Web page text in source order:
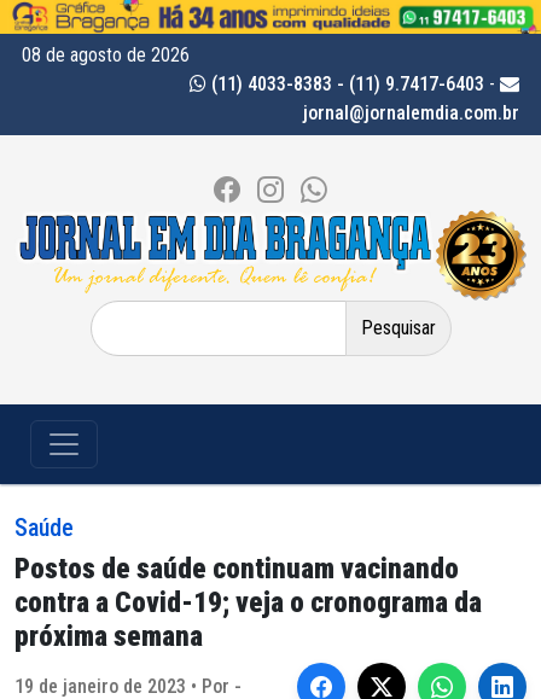
08 de agosto de 2026
(11) 4033-8383 - (11) 9.7417-6403 -
jornal@jornalemdia.com.br
Pesquisar
por:
Saúde
Postos de saúde continuam vacinando
contra a Covid-19; veja o cronograma da
próxima semana
19 de janeiro de 2023 • Por -